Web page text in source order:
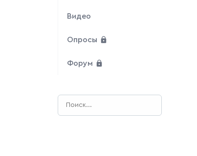
Видео
Опросы
Форум